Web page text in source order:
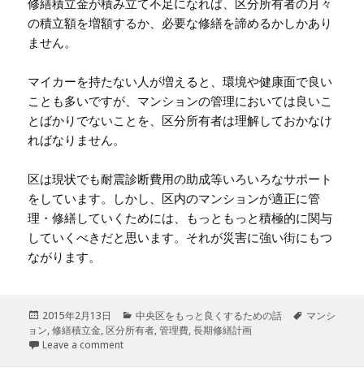
修繕積立金が積み立て不足になれば、区分所有者の月々
の積立額を増額するか、必要な修繕を諦めるかしかあり
ません。
マイカーを持たない人が増えると、環境や健康面で良い
ことも多いですが、マンションの管理においては良いこ
とばかりでないことを、区分所有者は理解しておかなけ
ればなりません。
区は現状でも耐震診断費用の助成等いろいろなサポート
をしています。しかし、区内のマンションが適正に管
理・修繕していくためには、もっともっと積極的に関与
していくべきだと思います。それが災害に強い街にもつ
ながります。
投
稿
日:
2015年2月13日
カ
テ
中央区をもっと良くするための話
タ
マンシ
ョン,修繕積立金,区分所有者,管理費,長期修繕計画
Leave a comment